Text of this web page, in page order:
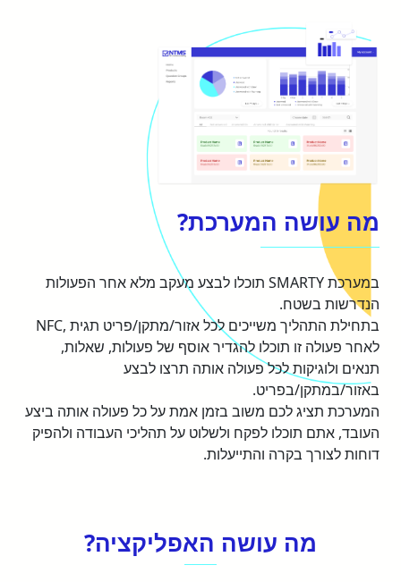
מה עושה המערכת?
במערכת SMARTY תוכלו לבצע מעקב מלא אחר הפעולות
הנדרשות בשטח.
בתחילת התהליך משייכים לכל אזור/מתקן/פריט תגית ,NFC
לאחר פעולה זו תוכלו להגדיר אוסף של פעולות, שאלות,
תנאים ולוגיקות לכל פעולה אותה תרצו לבצע
באזור/במתקן/בפריט.
המערכת תציג לכם משוב בזמן אמת על כל פעולה אותה ביצע
העובד, אתם תוכלו לפקח ולשלוט על תהליכי העבודה ולהפיק
דוחות לצורך בקרה והתייעלות.
מה עושה האפליקציה?